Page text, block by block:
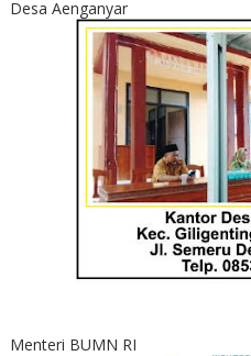
Desa Aenganyar
Menteri BUMN RI